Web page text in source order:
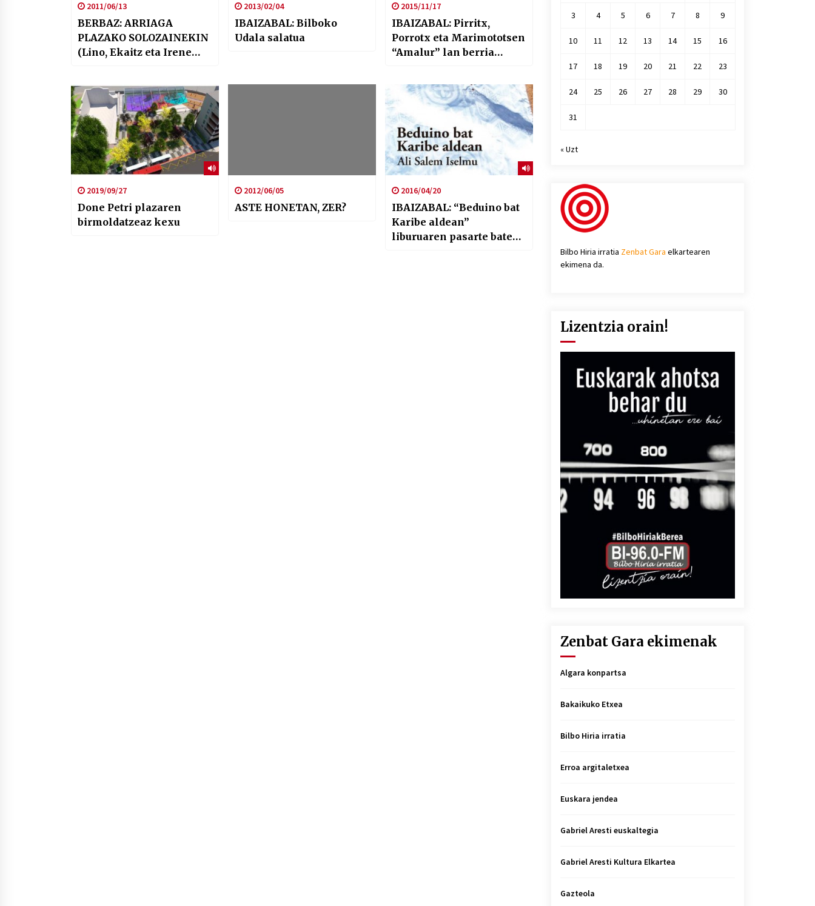
2011/06/13
BERBAZ: ARRIAGA
PLAZAKO SOLOZAINEKIN
(Lino, Ekaitz eta Irene
2013/02/04
IBAIZABAL: Bilboko
Udala salatua
2015/11/17
IBAIZABAL: Pirritx,
Porrotx eta Marimototsen
“Amalur” lan berria
2019/09/27
Done Petri plazaren
birmoldatzeaz kexu
2012/06/05
ASTE HONETAN, ZER?
2016/04/20
IBAIZABAL: “Beduino bat
Karibe aldean”
liburuaren pasarte baten
3 4 5 6 7 8 9
10 11 12 13 14 15 16
17 18 19 20 21 22 23
24 25 26 27 28 29 30
31
« Uzt
Bilbo Hiria irratia Zenbat Gara elkartearen
ekimena da.
Lizentzia orain!
Zenbat Gara ekimenak
Algara konpartsa
Bakaikuko Etxea
Bilbo Hiria irratia
Erroa argitaletxea
Euskara jendea
Gabriel Aresti euskaltegia
Gabriel Aresti Kultura Elkartea
Gazteola